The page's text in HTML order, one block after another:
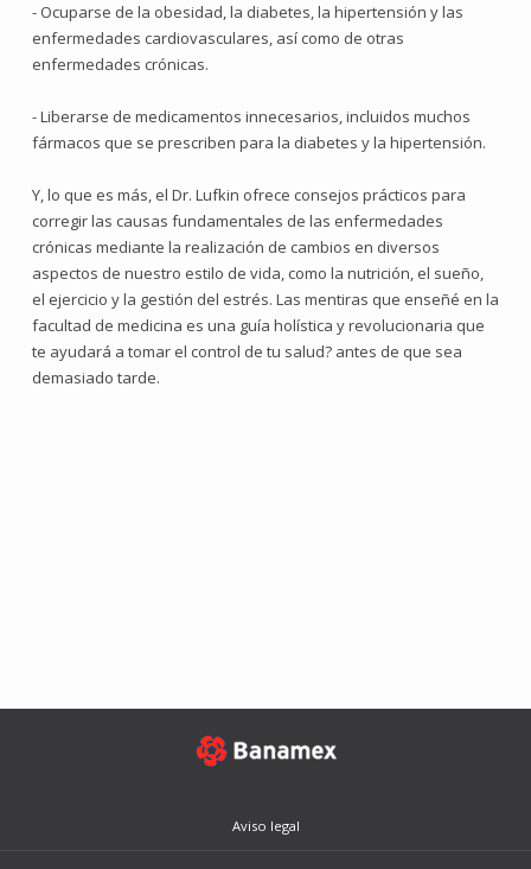
- Ocuparse de la obesidad, la diabetes, la hipertensión y las
enfermedades cardiovasculares, así como de otras
enfermedades crónicas.
- Liberarse de medicamentos innecesarios, incluidos muchos
fármacos que se prescriben para la diabetes y la hipertensión.
Y, lo que es más, el Dr. Lufkin ofrece consejos prácticos para
corregir las causas fundamentales de las enfermedades
crónicas mediante la realización de cambios en diversos
aspectos de nuestro estilo de vida, como la nutrición, el sueño,
el ejercicio y la gestión del estrés. Las mentiras que enseñé en la
facultad de medicina es una guía holística y revolucionaria que
te ayudará a tomar el control de tu salud? antes de que sea
demasiado tarde.
Aviso legal